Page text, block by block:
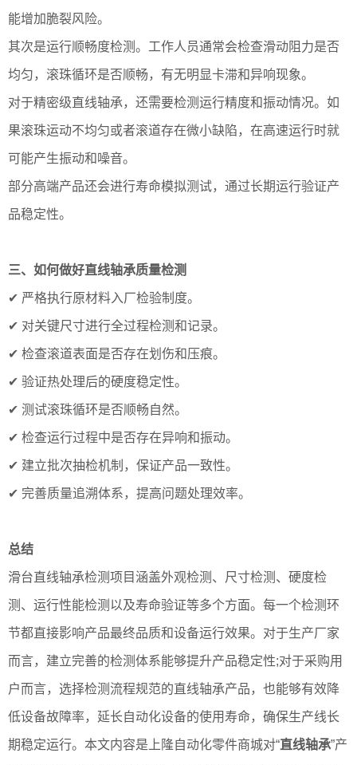
能增加脆裂风险。
其次是运行顺畅度检测。工作人员通常会检查滑动阻力是否
均匀，滚珠循环是否顺畅，有无明显卡滞和异响现象。
对于精密级直线轴承，还需要检测运行精度和振动情况。如
果滚珠运动不均匀或者滚道存在微小缺陷，在高速运行时就
可能产生振动和噪音。
部分高端产品还会进行寿命模拟测试，通过长期运行验证产
品稳定性。
三、如何做好直线轴承质量检测
✔ 严格执行原材料入厂检验制度。
✔ 对关键尺寸进行全过程检测和记录。
✔ 检查滚道表面是否存在划伤和压痕。
✔ 验证热处理后的硬度稳定性。
✔ 测试滚珠循环是否顺畅自然。
✔ 检查运行过程中是否存在异响和振动。
✔ 建立批次抽检机制，保证产品一致性。
✔ 完善质量追溯体系，提高问题处理效率。
总结
滑台直线轴承检测项目涵盖外观检测、尺寸检测、硬度检
测、运行性能检测以及寿命验证等多个方面。每一个检测环
节都直接影响产品最终品质和设备运行效果。对于生产厂家
而言，建立完善的检测体系能够提升产品稳定性;对于采购用
户而言，选择检测流程规范的直线轴承产品，也能够有效降
低设备故障率，延长自动化设备的使用寿命，确保生产线长
期稳定运行。本文内容是上隆自动化零件商城对“直线轴承”产